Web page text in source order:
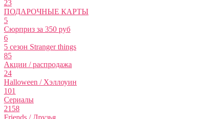
23
ПОДАРОЧНЫЕ КАРТЫ
5
Сюрприз за 350 руб
6
5 сезон Stranger things
85
Акции / распродажа
24
Halloween / Хэллоуин
101
Сериалы
2158